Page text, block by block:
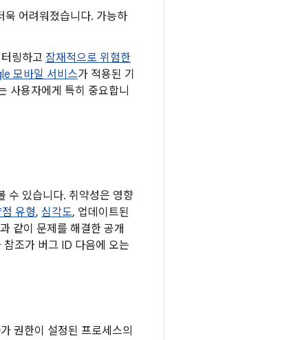
어려워졌습니다. 가능하
링하고 잠재적으로 위험한
모바일 서비스가 적용된 기
사용자에게 특히 중요합니
수 있습니다. 취약성은 영향
유형, 심각도, 업데이트된
같이 문제를 해결한 공개
조가 버그 ID 다음에 오는
권한이 설정된 프로세스의